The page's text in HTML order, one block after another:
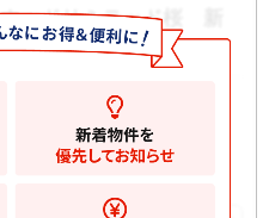
ッドリミテッド桜 新
75.10m2